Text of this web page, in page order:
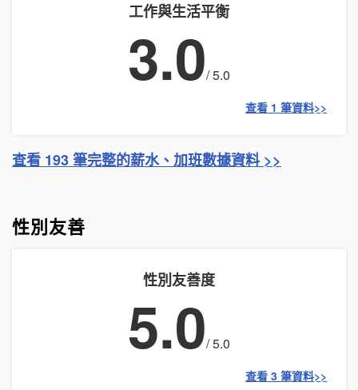
工作與生活平衡
3.0/ 5.0
查看 1 筆資料>>
查看 193 筆完整的薪水、加班數據資料 >>
性別友善
性別友善度
5.0/ 5.0
查看 3 筆資料>>